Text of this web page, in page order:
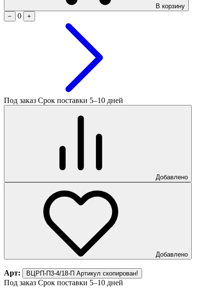
В корзину
−
0 +
Под заказ Срок поставки 5–10 дней
Добавлено
Добавлено
Арт: ВЦРП-П3-4/18-П Артикул скопирован!
Под заказ Срок поставки 5–10 дней